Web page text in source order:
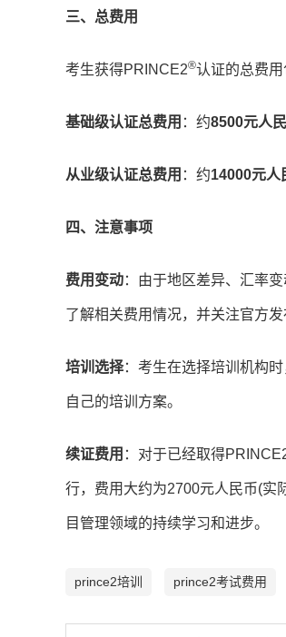
三、总费用
考生获得PRINCE2®认证的总费用
基础级认证总费用 ：约8500元人
从业级认证总费用 ：约14000元人
四、注意事项
费用变动：由于地区差异、汇率
了解相关费用情况，并关注官方发
培训选择：考生在选择培训机构
自己的培训方案。
续证费用 ：对于已经取得
行，费用大约为2700元人民币(实
目管理领域的持续学习和进步。
prince2培训 prince2考试费用